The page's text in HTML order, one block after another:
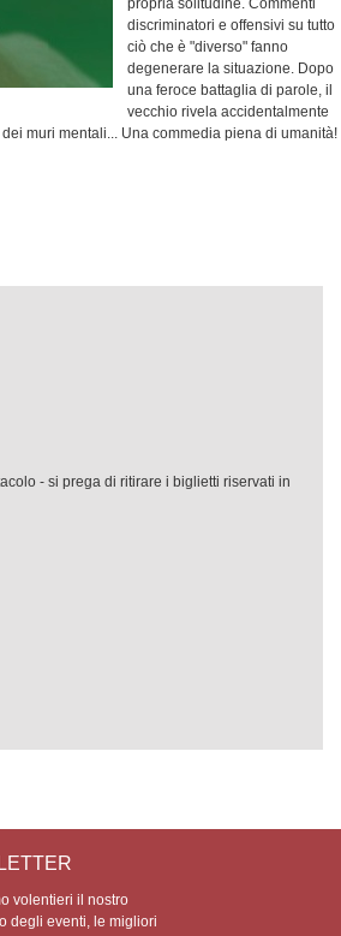
propria solitudine. Commenti
discriminatori e offensivi su tutto
ciò che è "diverso" fanno
degenerare la situazione. Dopo
una feroce battaglia di parole, il
vecchio rivela accidentalmente
muri mentali... Una commedia piena di umanità!
- si prega di ritirare i biglietti riservati in
volentieri il nostro
degli eventi, le migliori